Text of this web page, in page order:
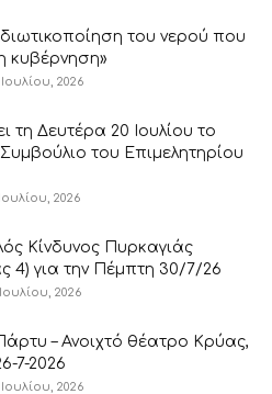
του νερού που
κυβέρνηση»
2026
τη Δευτέρα 20 Ιουλίου το
Συμβούλιο του Επιμελητηρίου
2026
Κίνδυνος Πυρκαγιάς
4) για την Πέμπτη 30/7/26
2026
– Ανοιχτό θέατρο Κρύας,
7-2026
2026